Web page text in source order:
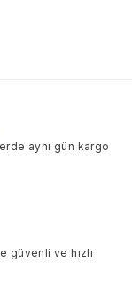
aynı gün kargo
güvenli ve hızlı